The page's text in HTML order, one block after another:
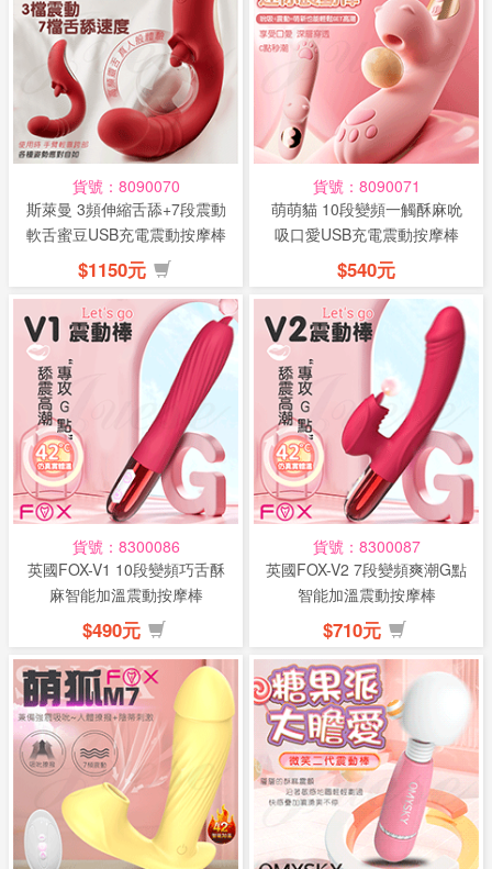
貨號：8090070
斯萊曼 3頻伸縮舌舔+7段震動
軟舌蜜豆USB充電震動按摩棒
$1150元
貨號：8090071
萌萌貓 10段變頻一觸酥麻吮
吸口愛USB充電震動按摩棒
$540元
貨號：8300086
英國FOX-V1 10段變頻巧舌酥
麻智能加溫震動按摩棒
$490元
貨號：8300087
英國FOX-V2 7段變頻爽潮G點
智能加溫震動按摩棒
$710元